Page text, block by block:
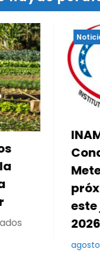
las
las
de
agosto